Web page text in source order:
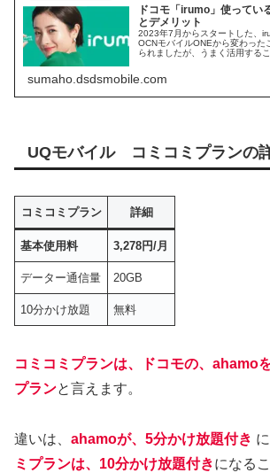
ドコモ「irumo」使ってい
とデメリット
2023年7月からスタートした、
OCNモバイルONEから変わった
られましたが、うまく活用する
て使っているので、メリット、
とめていきたいと思います。
sumaho.dsdsmobile.com
UQモバイル コミコミプランの
コミコミプラン 詳細
基本使用料 3,278円/月
データー通信量 20GB
10分かけ放題 無料
コミコミプランは、ドコモの、ahamo
プランと言えます。
違いは、 ahamoが、5分かけ放題付き
ミプランは、10分かけ放題付きになる